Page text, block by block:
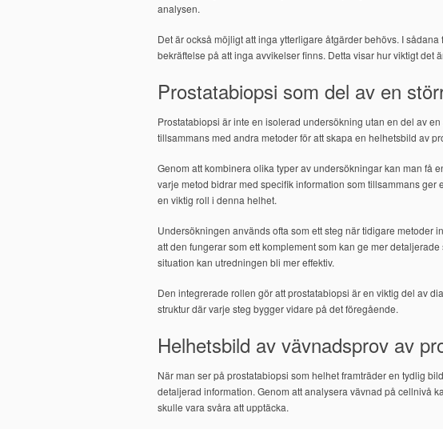
analysen.
Det är också möjligt att inga ytterligare åtgärder behövs. I
bekräftelse på att inga avvikelser finns. Detta visar hur viktigt det
Prostatabiopsi som del av en
Prostatabiopsi är inte en isolerad undersökning utan en del av
tillsammans med andra metoder för att skapa en helhetsbild av
Genom att kombinera olika typer av undersökningar kan man få
varje metod bidrar med specifik information som tillsammans ger
en viktig roll i denna helhet.
Undersökningen används ofta som ett steg när tidigare metoder
att den fungerar som ett komplement som kan ge mer
situation kan utredningen bli mer effektiv.
Den integrerade rollen gör att prostatabiopsi är en viktig del av
struktur där varje steg bygger vidare på det föregående.
Helhetsbild av vävnadsprov av
När man ser på prostatabiopsi som helhet framträder en tydlig
detaljerad information. Genom att analysera vävnad på cellnivå
skulle vara svåra att upptäcka.